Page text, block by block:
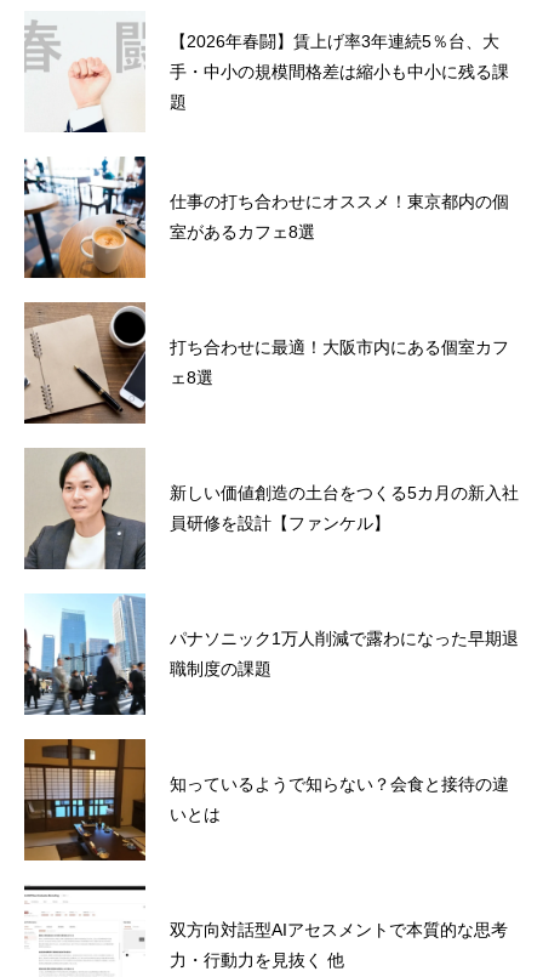
【2026年春闘】賃上げ率3年連続5％台、大
手・中小の規模間格差は縮小も中小に残る課
題
仕事の打ち合わせにオススメ！東京都内の個
室があるカフェ8選
打ち合わせに最適！大阪市内にある個室カフ
ェ8選
新しい価値創造の土台をつくる5カ月の新入社
員研修を設計【ファンケル】
パナソニック1万人削減で露わになった早期退
職制度の課題
知っているようで知らない？会食と接待の違
いとは
双方向対話型AIアセスメントで本質的な思考
力・行動力を見抜く 他